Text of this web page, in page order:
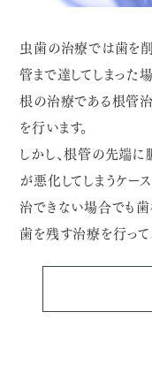
虫歯の治療では歯を
管まで達してしまった
根の治療である根管
を行います。
しかし、根管の先端
が悪化してしまうケー
治できない場合でも
歯を残す治療を行って